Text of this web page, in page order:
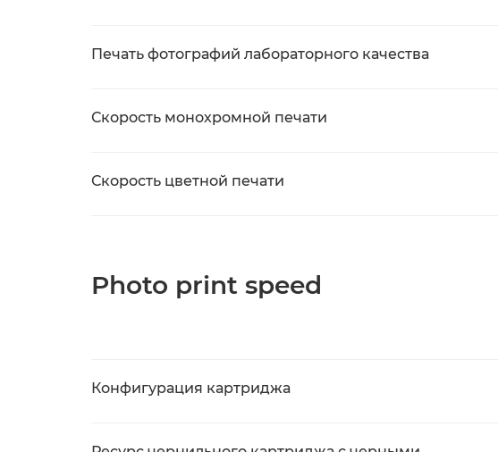
Печать фотографий лабораторного качества
Скорость монохромной печати
Скорость цветной печати
Photo print speed
Конфигурация картриджа